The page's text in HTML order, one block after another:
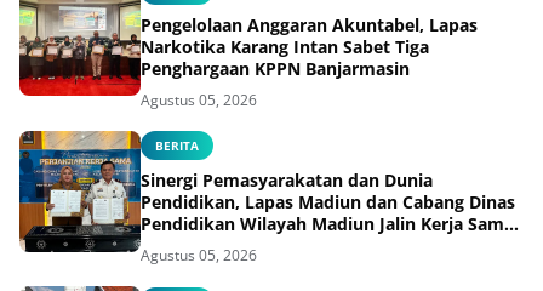
Pengelolaan Anggaran Akuntabel, Lapas
Narkotika Karang Intan Sabet Tiga
Penghargaan KPPN Banjarmasin
Agustus 05, 2026
BERITA
Sinergi Pemasyarakatan dan Dunia
Pendidikan, Lapas Madiun dan Cabang Dinas
Pendidikan Wilayah Madiun Jalin Kerja Sama
Pendidikan Vokasi Teknik Instalasi Tenaga
Listrik bagi Warga Binaan
Agustus 05, 2026